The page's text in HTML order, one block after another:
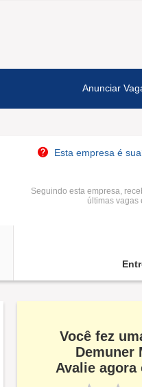
Anunciar
Esta empresa é
Seguindo esta empresa,
últimas vagas
Você fez
Demuner
Avalie agora